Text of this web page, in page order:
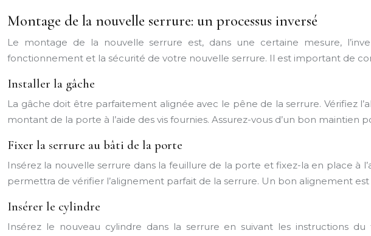
Montage de la nouvelle serrure: un processus inversé
Le montage de la nouvelle serrure est, dans une certaine mesure,
fonctionnement et la sécurité de votre nouvelle serrure. Il est important de
Installer la gâche
La gâche doit être parfaitement alignée avec le pêne de la serrure. Vérifiez
montant de la porte à l’aide des vis fournies. Assurez-vous d’un bon maintien
Fixer la serrure au bâti de la porte
Insérez la nouvelle serrure dans la feuillure de la porte et fixez-la en place à
permettra de vérifier l’alignement parfait de la serrure. Un bon alignement
Insérer le cylindre
Insérez le nouveau cylindre dans la serrure en suivant les instructions